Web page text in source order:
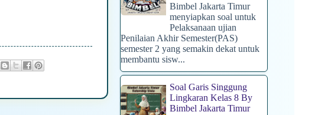
Bimbel Jakarta Timur
menyiapkan soal untuk
Pelaksanaan ujian
Penilaian Akhir Semester(PAS)
semester 2 yang semakin dekat untuk
membantu sisw...
Soal Garis Singgung
Lingkaran Kelas 8 By
Bimbel Jakarta Timur